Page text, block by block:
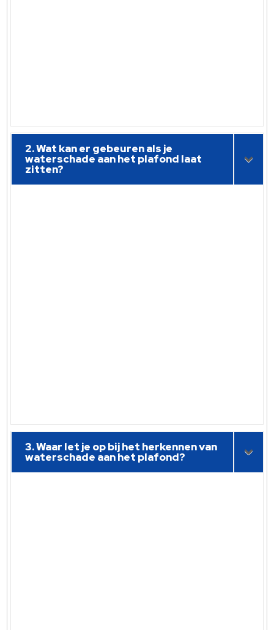
2. Wat kan er gebeuren als je
waterschade aan het plafond laat
zitten?
3. Waar let je op bij het herkennen van
waterschade aan het plafond?